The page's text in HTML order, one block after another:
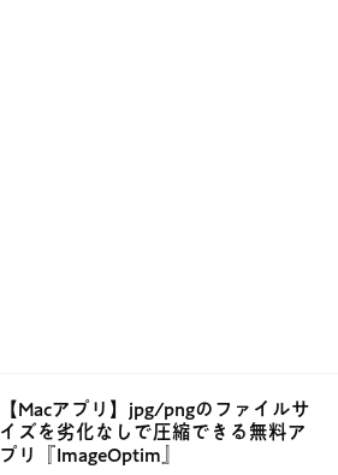
【Macアプリ】jpg/pngのファイルサ
イズを劣化なしで圧縮できる無料ア
プリ『ImageOptim』